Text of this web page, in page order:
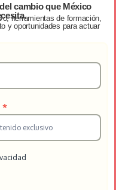
boletin
cambio que México
herramientas de formación,
y oportunidades para actuar
*